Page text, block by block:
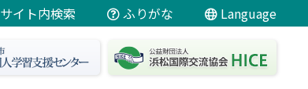
サイト内検索 ふりがな Language
日本語
やさしい日本語
にほんご